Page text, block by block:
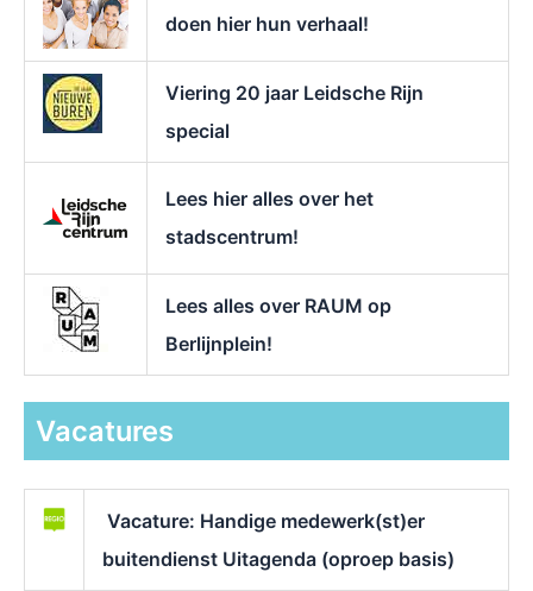
doen hier hun verhaal!
Viering 20 jaar Leidsche Rijn
special
Lees hier alles over het
stadscentrum!
Lees alles over RAUM op
Berlijnplein!
Vacatures
Vacature: Handige medewerk(st)er
buitendienst Uitagenda (oproep basis)